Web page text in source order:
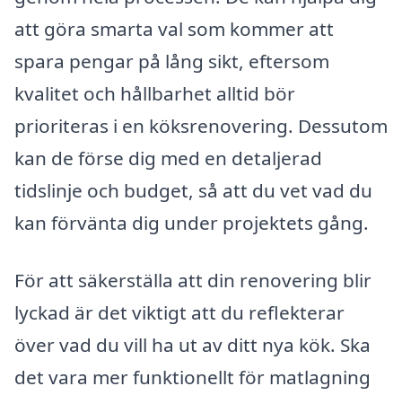
att göra smarta val som kommer att
spara pengar på lång sikt, eftersom
kvalitet och hållbarhet alltid bör
prioriteras i en köksrenovering. Dessutom
kan de förse dig med en detaljerad
tidslinje och budget, så att du vet vad du
kan förvänta dig under projektets gång.
För att säkerställa att din renovering blir
lyckad är det viktigt att du reflekterar
över vad du vill ha ut av ditt nya kök. Ska
det vara mer funktionellt för matlagning